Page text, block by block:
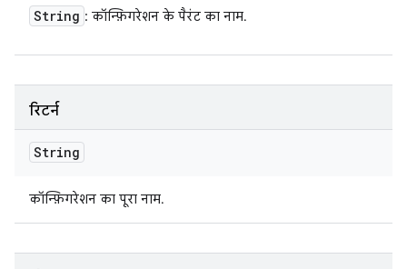
String : कॉन्फ़िगरेशन के पैरंट का नाम.
रिटर्न
String
कॉन्फ़िगरेशन का पूरा नाम.